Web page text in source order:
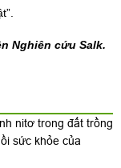
Nghiên cứu Salk.
nitơ trong đất trồng
sức khỏe của